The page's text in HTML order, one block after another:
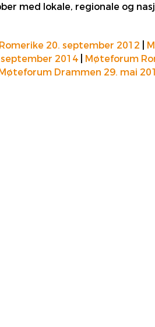
med lokale, regionale og
20. september 2012
2014
Møteforum
Drammen 29. mai